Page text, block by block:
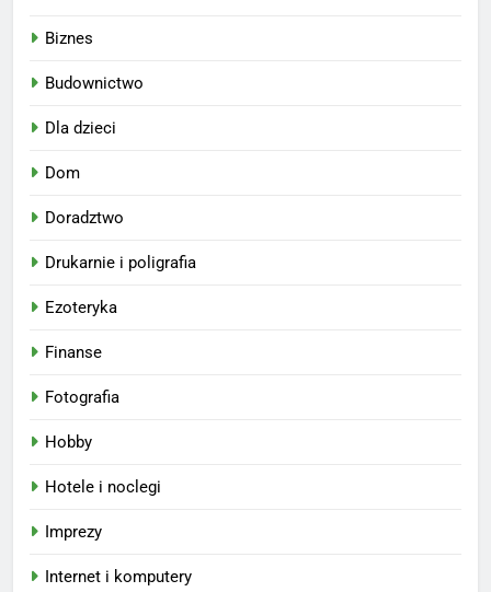
Biznes
Budownictwo
Dla dzieci
Dom
Doradztwo
Drukarnie i poligrafia
Ezoteryka
Finanse
Fotografia
Hobby
Hotele i noclegi
Imprezy
Internet i komputery